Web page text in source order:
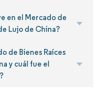
en el Mercado de
Lujo de China?
de Bienes Raíces
y cuál fue el